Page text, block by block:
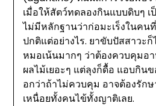
เมื่อให้สัตว์ทดลองกินแบบดิบๆ
ไม่มีหลักฐานว่าก่อมะเร็งในค
ปกติแต่อย่างไร. ยาขับปัสสาวะ
หมอเน้นมากๆ ว่าต้องควบคุมอ
ผลไม้เยอะๆ แต่ลุงก็ดื้อ แอบกิน
อกว่าถ้าไม่ควบคุม อาจต้องรักษ
เหนื่อยทั้งคนไข้ทั้งญาติเลย.